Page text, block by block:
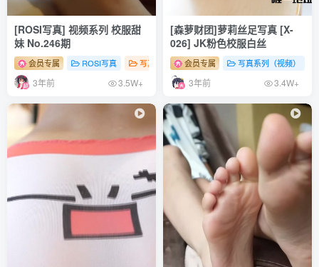
[ROSI写真] 视频系列 校服甜
妹 No.246期
会员专属 ROSI写真 写真系列（视频） # 性感 # 足控 # 少女
3年前 3.5W+
[森萝财团]萝莉丝足写真 [X-
026] JK粉色校服白丝
会员专属 写真系列（视频）
3年前 3.4W+